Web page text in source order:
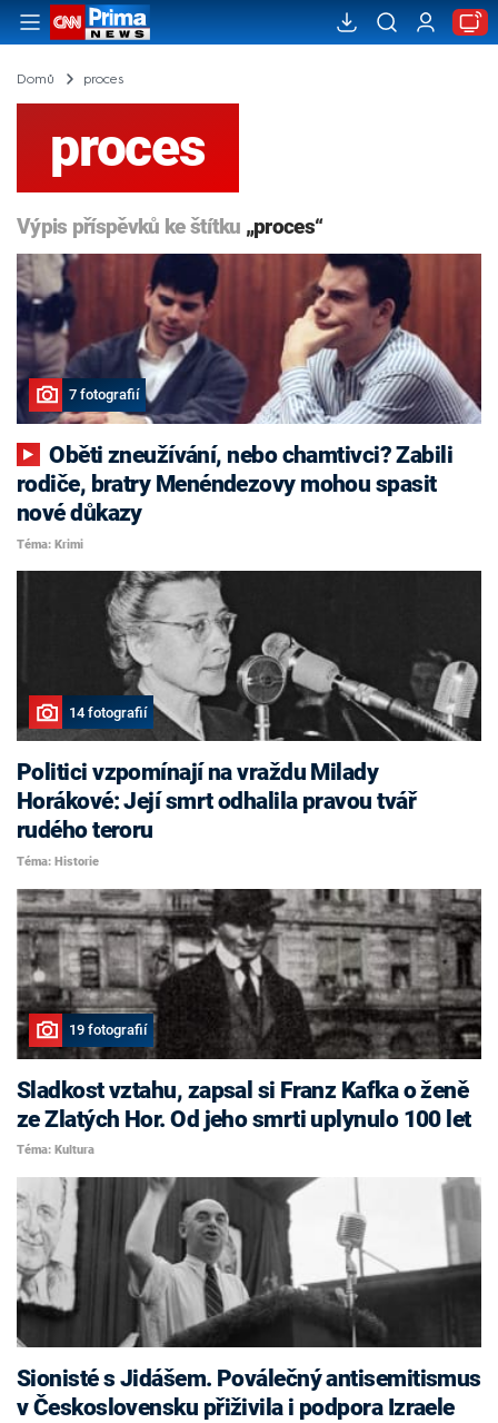
Domů proces
proces
Výpis příspěvků ke štítku „proces“
7 fotografií
Oběti zneužívání, nebo chamtivci? Zabili
rodiče, bratry Menéndezovy mohou spasit
nové důkazy
Téma: Krimi
14 fotografií
Politici vzpomínají na vraždu Milady
Horákové: Její smrt odhalila pravou tvář
rudého teroru
Téma: Historie
19 fotografií
Sladkost vztahu, zapsal si Franz Kafka o ženě
ze Zlatých Hor. Od jeho smrti uplynulo 100 let
Téma: Kultura
Sionisté s Jidášem. Poválečný antisemitismus
v Československu přiživila i podpora Izraele